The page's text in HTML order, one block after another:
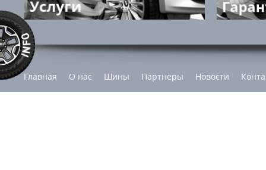
Главная О нас Шины Партнёры Новости